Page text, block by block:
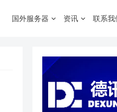
国外服务器 资讯 联系我